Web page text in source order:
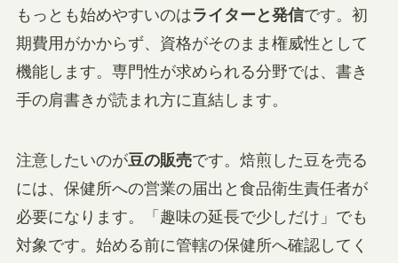
もっとも始めやすいのはライターと発信です。初
期費用がかからず、資格がそのまま権威性として
機能します。専門性が求められる分野では、書き
手の肩書きが読まれ方に直結します。
注意したいのが豆の販売です。焙煎した豆を売る
には、保健所への営業の届出と食品衛生責任者が
必要になります。「趣味の延長で少しだけ」でも
対象です。始める前に管轄の保健所へ確認してく